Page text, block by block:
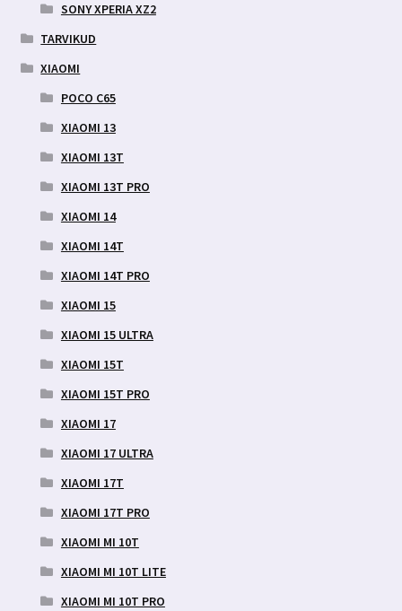
SONY XPERIA XZ2
TARVIKUD
XIAOMI
POCO C65
XIAOMI 13
XIAOMI 13T
XIAOMI 13T PRO
XIAOMI 14
XIAOMI 14T
XIAOMI 14T PRO
XIAOMI 15
XIAOMI 15 ULTRA
XIAOMI 15T
XIAOMI 15T PRO
XIAOMI 17
XIAOMI 17 ULTRA
XIAOMI 17T
XIAOMI 17T PRO
XIAOMI MI 10T
XIAOMI MI 10T LITE
XIAOMI MI 10T PRO